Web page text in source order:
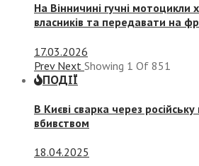
На Вінничині гучні мотоцикли
власників та передавати на
17.03.2026
Prev Next Showing 1 Of 851
ПОДІЇ
В Києві сварка через
вбивством
18.04.2025